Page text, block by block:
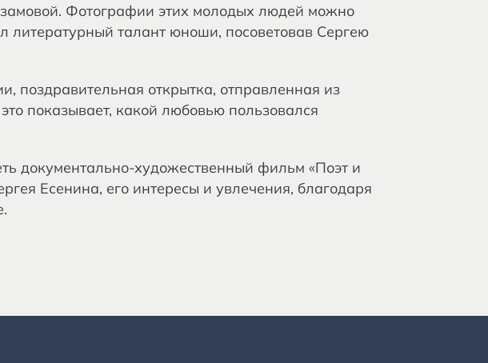
Фотографии этих молодых людей можно
литературный талант юноши, посоветовав Сергею
поздравительная открытка, отправленная из
показывает, какой любовью пользовался
документально-художественный фильм «Поэт и
Есенина, его интересы и увлечения, благодаря